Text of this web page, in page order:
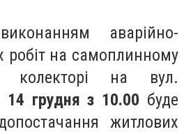
аварійно-
робіт на самоплинному
колекторі на вул.
14 грудня з 10.00 буде
житлових